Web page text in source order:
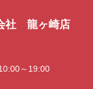
社 龍ヶ崎店
～19:00